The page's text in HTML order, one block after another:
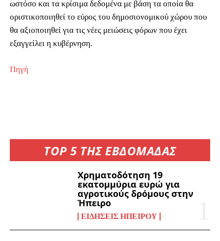
TOP 5 ΤΗΣ ΕΒΔΟΜΑΔΑΣ
Χρηματοδότηση 19
εκατομμύρια ευρώ για
αγροτικούς δρόμους στην
Ήπειρο
ΕΙΔΉΣΕΙΣ ΗΠΕΊΡΟΥ
ωστόσο και τα κρίσιμα δεδομένα με βάση τα οποία θα
οριστικοποιηθεί το εύρος του δημοσιονομικού χώρου που
θα αξιοποιηθεί για τις νέες μειώσεις φόρων που έχει
εξαγγείλει η κυβέρνηση.
Πηγή